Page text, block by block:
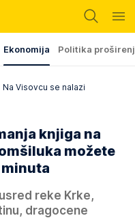
Ekonomija Politika
Na Visovcu se nalazi
knjiga na
možete
reke Krke,
dragocene